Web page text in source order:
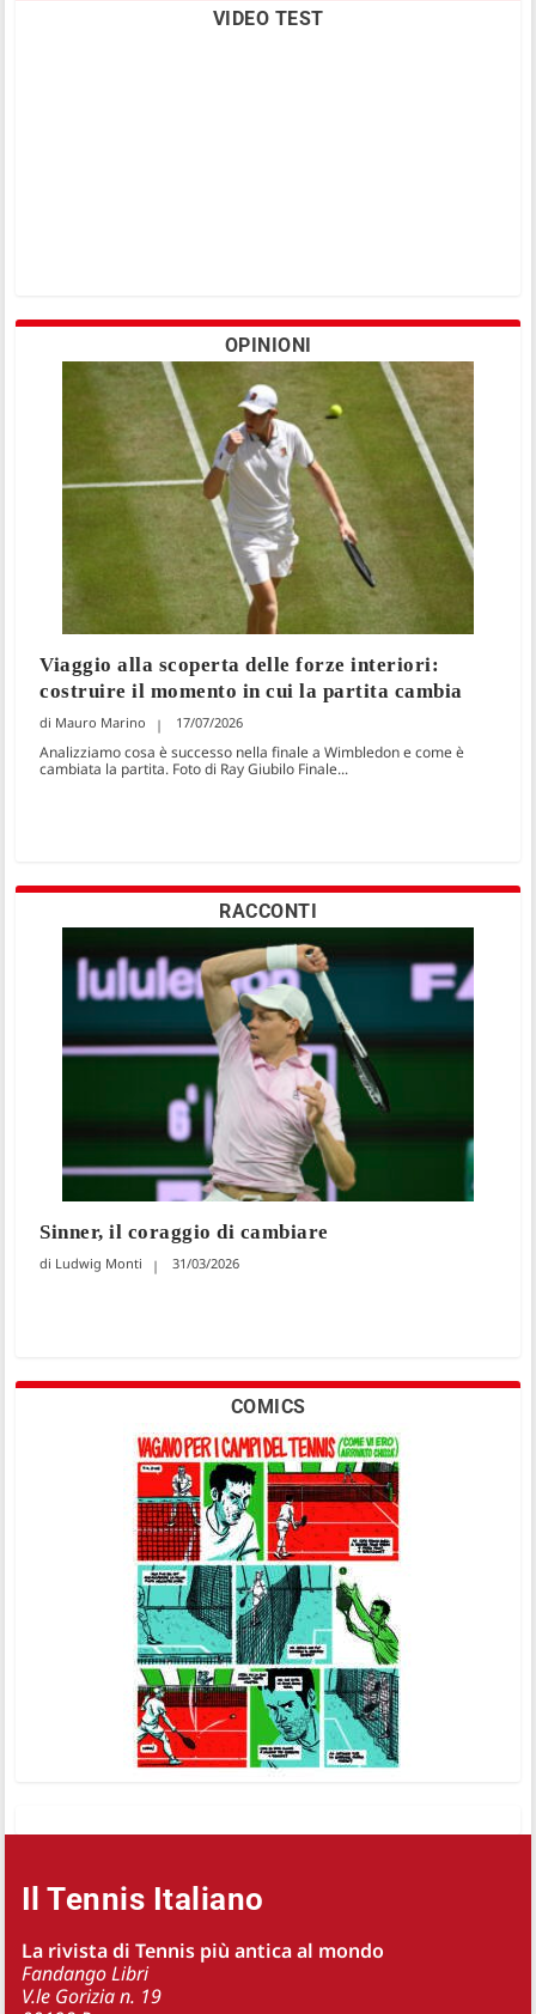
VIDEO TEST
OPINIONI
Viaggio alla scoperta delle forze interiori:
costruire il momento in cui la partita cambia
Mauro Marino 17/07/2026
Analizziamo cosa è successo nella finale a Wimbledon e come è
cambiata la partita. Foto di Ray Giubilo Finale...
RACCONTI
Sinner, il coraggio di cambiare
Ludwig Monti 31/03/2026
COMICS
Il Tennis Italiano
La rivista di Tennis più antica al mondo
Fandango Libri
V.le Gorizia n. 19